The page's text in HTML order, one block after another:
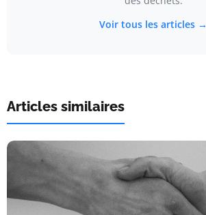
Voir tous les articles →
Articles similaires